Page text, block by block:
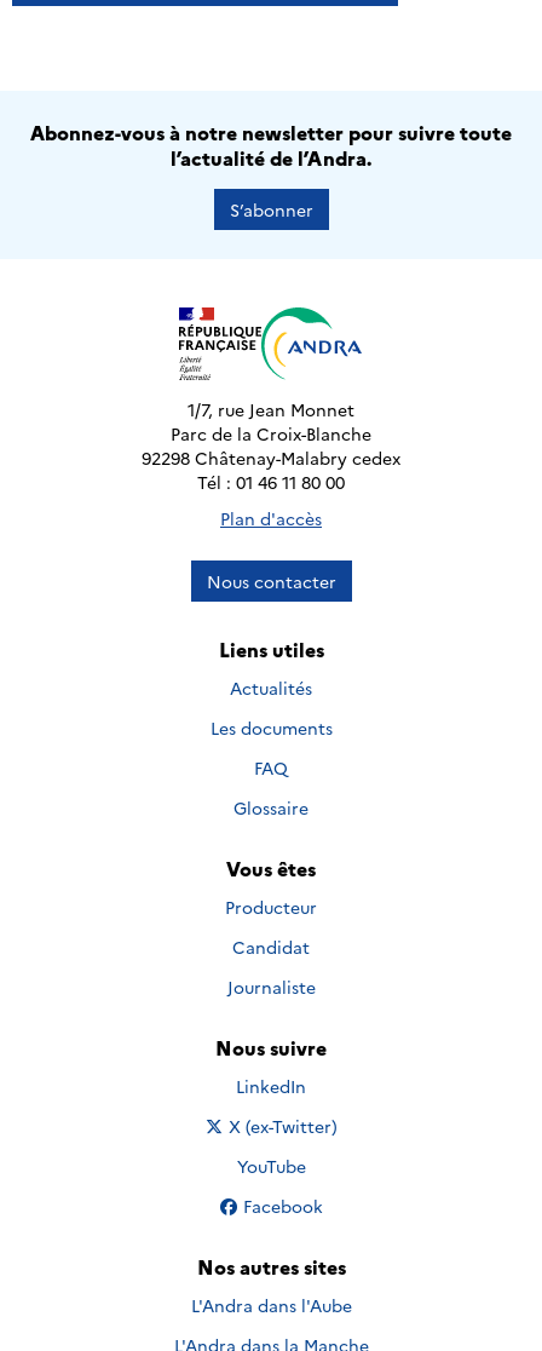
Abonnez-vous à notre newsletter pour suivre toute
l’actualité de l’Andra.
S’abonner
1/7, rue Jean Monnet
Parc de la Croix-Blanche
92298 Châtenay-Malabry cedex
Tél : 01 46 11 80 00
Plan d'accès
Nous contacter
Liens utiles
Actualités
Les documents
FAQ
Glossaire
Vous êtes
Producteur
Candidat
Journaliste
Nous suivre
Nous suivre sur
LinkedIn
Nous suivre sur
X (ex-Twitter)
Nous suivre sur
YouTube
Nous suivre sur
Facebook
Nos autres sites
L'Andra dans l'Aube
L'Andra dans la Manche